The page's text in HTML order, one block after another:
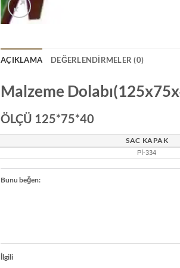
AÇIKLAMA DEĞERLENDIRMELER (0)
Malzeme
ÖLÇÜ 125*75*40
SAC KAPAK
Pİ-334
Bunu beğen:
İlgili